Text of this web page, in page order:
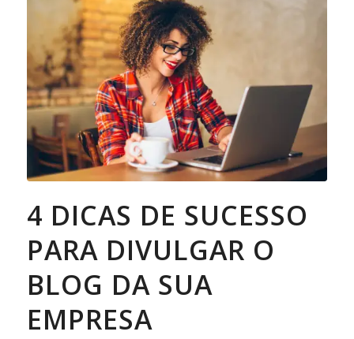
4 DICAS DE SUCESSO
PARA DIVULGAR O
BLOG DA SUA
EMPRESA